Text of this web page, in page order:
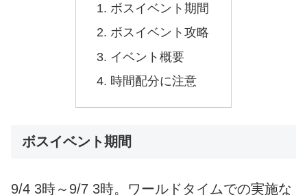
ボスイベント期間
ボスイベント攻略
イベント概要
時間配分に注意
ボスイベント期間
9/4 3時～9/7 3時。ワールドタイムでの実施な